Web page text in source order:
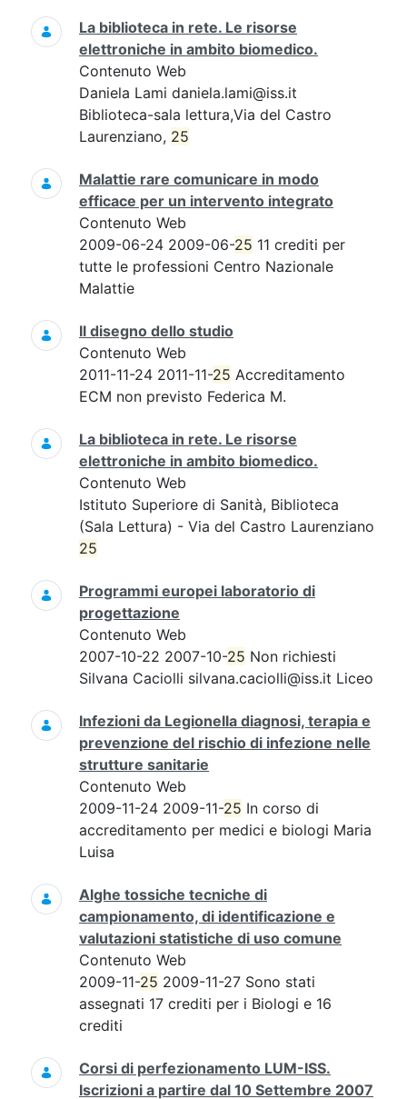
La biblioteca in rete. Le risorse
elettroniche in ambito biomedico.
Contenuto Web
Daniela Lami daniela.lami@iss.it
Biblioteca-sala lettura,Via del Castro
Laurenziano, 25
Malattie rare comunicare in modo
efficace per un intervento integrato
Contenuto Web
2009-06-24 2009-06-25 11 crediti per
tutte le professioni Centro Nazionale
Malattie
Il disegno dello studio
Contenuto Web
2011-11-24 2011-11-25 Accreditamento
ECM non previsto Federica M.
La biblioteca in rete. Le risorse
elettroniche in ambito biomedico.
Contenuto Web
Istituto Superiore di Sanità, Biblioteca
(Sala Lettura) - Via del Castro Laurenziano
25
Programmi europei laboratorio di
progettazione
Contenuto Web
2007-10-22 2007-10-25 Non richiesti
Silvana Caciolli silvana.caciolli@iss.it Liceo
Infezioni da Legionella diagnosi, terapia e
prevenzione del rischio di infezione nelle
strutture sanitarie
Contenuto Web
2009-11-24 2009-11-25 In corso di
accreditamento per medici e biologi Maria
Luisa
Alghe tossiche tecniche di
campionamento, di identificazione e
valutazioni statistiche di uso comune
Contenuto Web
2009-11-25 2009-11-27 Sono stati
assegnati 17 crediti per i Biologi e 16
crediti
Corsi di perfezionamento LUM-ISS.
Iscrizioni a partire dal 10 Settembre 2007